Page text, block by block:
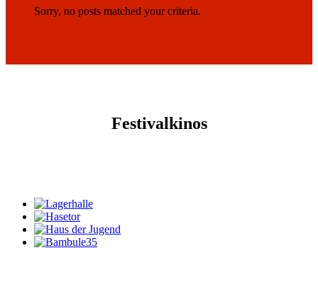
Sorry, no posts matched your criteria.
Festivalkinos